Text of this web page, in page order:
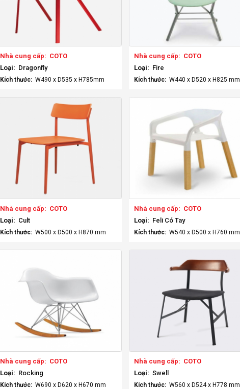
Nhà cung cấp: COTO
Loại: Dragonfly
Kích thước: W490 x D535 x H785mm
Nhà cung cấp: COTO
Loại: Fire
Kích thước: W440 x D520 x H825 mm
Nhà cung cấp: COTO
Loại: Cult
Kích thước: W500 x D500 x H870 mm
Nhà cung cấp: COTO
Loại: Feli Có Tay
Kích thước: W540 x D500 x H760 mm
Nhà cung cấp: COTO
Loại: Rocking
Kích thước: W690 x D620 x H670 mm
Nhà cung cấp: COTO
Loại: Swell
Kích thước: W560 x D524 x H778 mm